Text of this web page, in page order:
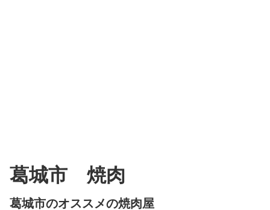
葛城市 焼肉
葛城市のオススメの焼肉屋